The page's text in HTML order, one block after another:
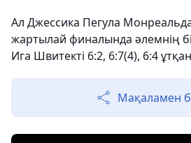
Ал Джессика Пегула
жартылай финалында әлемнің
Ига Швитекті 6:2, 6:7(4), 6:4 ұтқан
Мақаламен